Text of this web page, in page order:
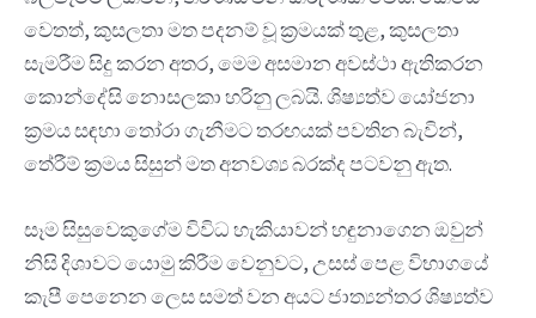
වෙතත්, කුසලතා මත පදනම් වූ ක්‍රමයක් තුළ, කුසලතා
සැමරීම සිදු කරන අතර, මෙම අසමාන අවස්ථා ඇතිකරන
කොන්දේසි නොසලකා හරිනු ලබයි. ශිෂ්‍යත්ව යෝජනා
ක්‍රමය සඳහා තෝරා ගැනීමට තරඟයක් පවතින බැවින්,
තේරීම් ක්‍රමය සිසුන් මත අනවශ්‍ය බරක්ද පටවනු ඇත.
සෑම සිසුවෙකුගේම විවිධ හැකියාවන් හඳුනාගෙන ඔවුන්
නිසි දිශාවට යොමු කිරීම වෙනුවට, උසස් පෙළ විභාගයේ
කැපී පෙනෙන ලෙස සමත් වන අයට ජාත්‍යන්තර ශිෂ්‍යත්ව